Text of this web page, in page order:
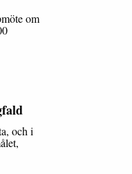
om
och i